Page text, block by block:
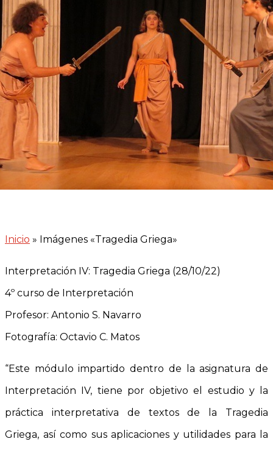
Inicio » Imágenes «Tragedia Griega»
Interpretación IV: Tragedia Griega (28/10/22)
4º curso de Interpretación
Profesor: Antonio S. Navarro
Fotografía: Octavio C. Matos
“Este módulo impartido dentro de la asignatura de
Interpretación IV, tiene por objetivo el estudio y la
práctica interpretativa de textos de la Tragedia
Griega, así como sus aplicaciones y utilidades para la